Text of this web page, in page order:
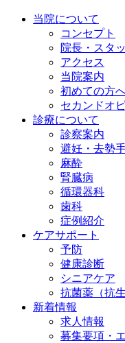
当院について
コンセプト
院長・スタ
アクセス
当院案内
初めての方
セカンドオ
診療について
診察案内
避妊・去勢
麻酔
腎臓病
循環器科
歯科
症例紹介
ケアサポート
予防
健康診断
シニアケア
抗菌薬（抗
新着情報
求人情報
募集要項・